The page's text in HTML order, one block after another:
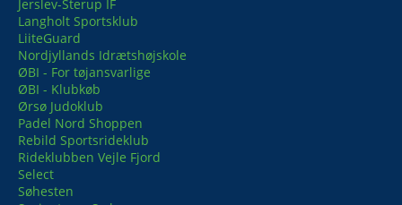
Jerslev-Sterup IF
Langholt Sportsklub
LiiteGuard
Nordjyllands Idrætshøjskole
ØBI - For tøjansvarlige
ØBI - Klubkøb
Ørsø Judoklub
Padel Nord Shoppen
Rebild Sportsrideklub
Rideklubben Vejle Fjord
Select
Søhesten